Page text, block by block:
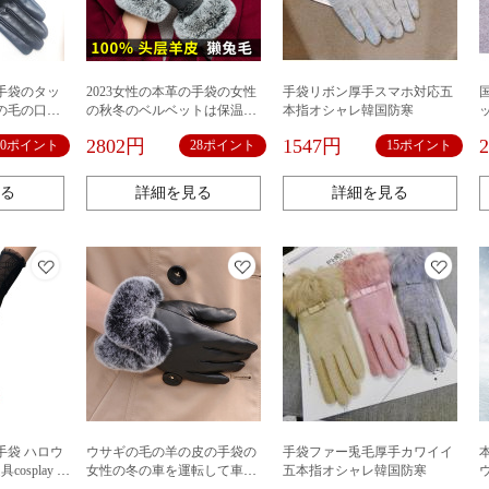
袋のタッ
毛の口は
の手袋の
ポイント
2023女性の本革の手袋の女性
の秋冬のベルベットは保温防
サギの毛の手袋を厚くしま
2802円 28ポイント
詳細を見る
手袋リボン厚手スマホ対応五
本指オシャレ韓国防寒
1547円 15ポイント
詳細を見る
袋 ハロウ
cosplay シ
ウサギの毛の羊の皮の手袋の
女性の冬の車を運転して車に
手袋ファー兎毛厚手カワイイ
五本指オシャレ韓国防寒